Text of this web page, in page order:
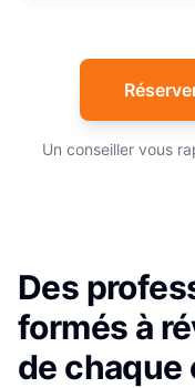
Un conseiller vous
Des
formés à
de chaque